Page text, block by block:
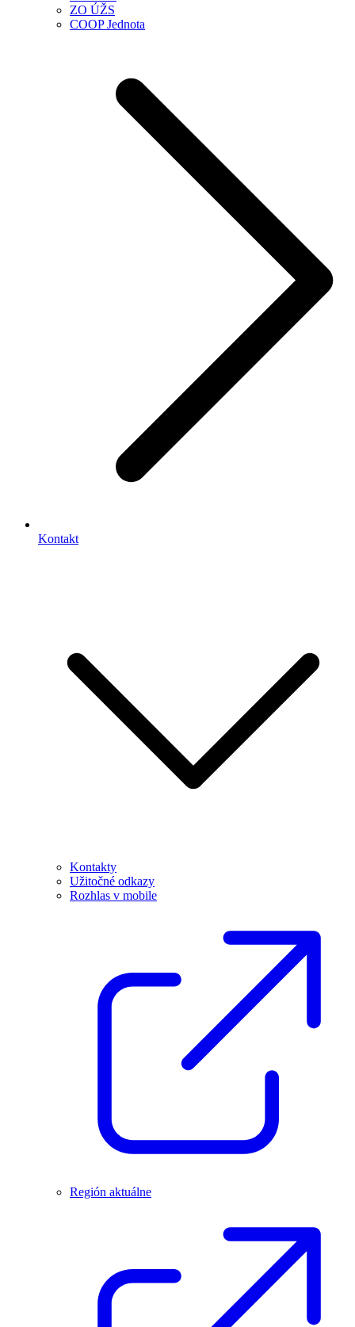
ZO ÚŽS
COOP Jednota
Kontakt
Kontakty
Užitočné odkazy
Rozhlas v mobile
Región aktuálne